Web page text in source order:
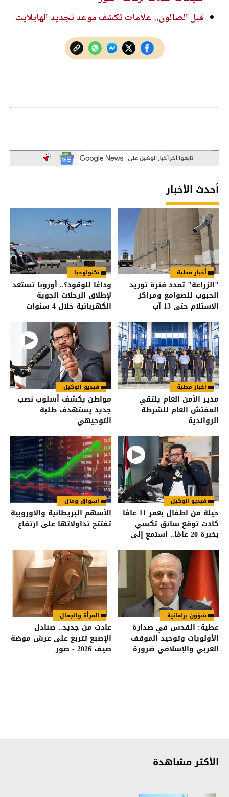
قبل الصالون.. علامات تكشف موعد تجديد الهايلايت
أحدث الأخبار
أخبار محلية
"الزراعة" تمدد فترة توريد
الحبوب للصوامع ومراكز
الاستلام حتى 13 آب
تكنولوجيا
وداعًا للوقود؟.. أوروبا تستعد
لإطلاق الرحلات الجوية
الكهربائية خلال 4 سنوات
أخبار محلية
مدير الأمن العام يلتقي
المفتش العام للشرطة
الرواندية
فيديو الوكيل
مواطن يكشف أسلوب نصب
جديد يستهدف طلبة
التوجيهي
فيديو الوكيل
حيلة من اطفال بعمر 11 عامًا
كادت توقع سائق تكسي
بخبرة 20 عامًا.. استمع إلى
أسواق ومال
الأسهم البريطانية والأوروبية
تفتتح تداولاتها على ارتفاع
شؤون برلمانية
عطية: القدس في صدارة
الأولويات وتوحيد الموقف
العربي والإسلامي ضرورة
المرأة والجمال
عادت من جديد.. صنادل
الإصبع تتربع على عرش موضة
صيف 2026 - صور
الأكثر مشاهدة